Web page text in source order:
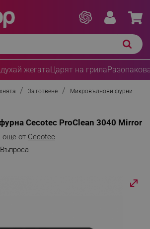
жегатаЦарят на грила
За готвене Микровълнови фурни
Cecotec ProClean 3040 Mirror
още от Cecotec